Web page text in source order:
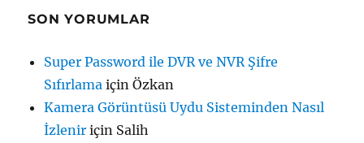
SON YORUMLAR
Super Password ile DVR ve NVR Şifre
Sıfırlama içinÖzkan
Kamera Görüntüsü Uydu Sisteminden Nasıl
İzlenir için Salih